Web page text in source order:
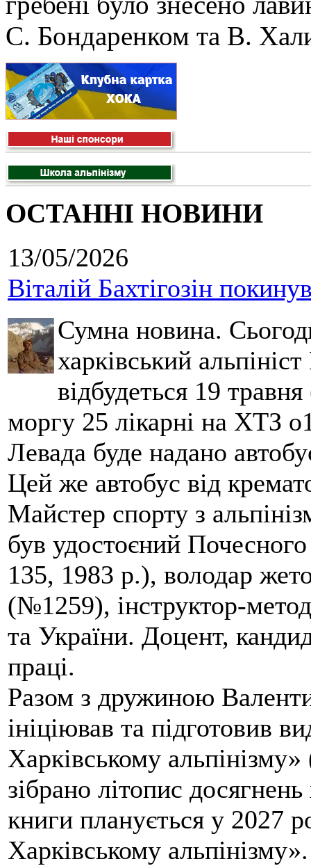
С. Бондаренком та В.
ОСТАННІ НОВИНИ
13/05/2026
Віталій Бахтігозін
Сумна новина.
харківський
відбудеться 19
моргу 25 лікарні на ХТЗ
Левада буде надано
Цей же автобус від
Майстер спорту з
був удостоєний
135, 1983 р.), володар
(№1259), інструктор-
та України. Доцент,
праці.
Разом з дружиною
ініціював та підготовив
Харківському
зібрано літопис
книги планується у 2027
Харківському альпінізму».